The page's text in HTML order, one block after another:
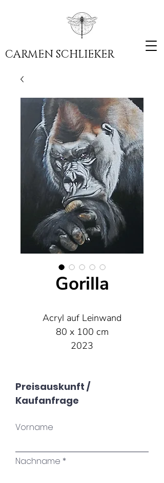
CARMEN SCHLIEKER
Gorilla
Acryl auf Leinwand
80 x 100 cm
2023
Preisauskunft /
Kaufanfrage
Vorname
Nachname